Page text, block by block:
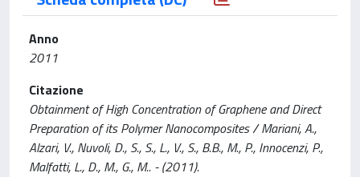
Anno
2011
Citazione
Obtainment of High Concentration of Graphene and Direct
Preparation of its Polymer Nanocomposites / Mariani, A.,
Alzari, V., Nuvoli, D., S., S., L., V., S., B.B., M., P., Innocenzi, P.,
Malfatti, L., D., M., G., M.. - (2011).